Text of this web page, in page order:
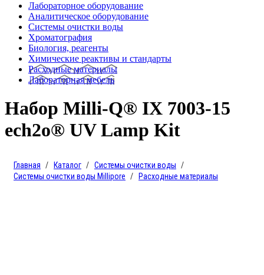
Лабораторное оборудование
Аналитическое оборудование
Системы очистки воды
Хроматография
Биология, реагенты
Химические реактивы и стандарты
Расходные материалы
Лабораторная мебель
Набор Milli-Q® IX 7003-15
ech2o® UV Lamp Kit
Главная Каталог
Системы очистки воды
Системы очистки воды Millipore
Расходные материалы